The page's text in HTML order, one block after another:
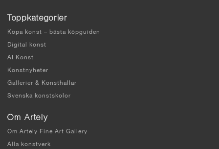
Toppkategorier
Köpa konst – bästa köpguiden
Digital konst
AI Konst
Konstnyheter
Gallerier & Konsthallar
Svenska konstskolor
Om Artely
Om Artely Fine Art Gallery
Alla konstverk